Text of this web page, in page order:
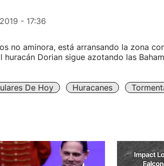
- 17:36
no aminora, está arransando la zona
huracán Dorian sigue azotando las
De Hoy Huracanes